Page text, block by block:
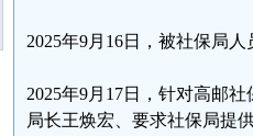
2025年9月16日，被社保局
2025年9月17日，针对高邮
局长王焕宏、要求社保局提